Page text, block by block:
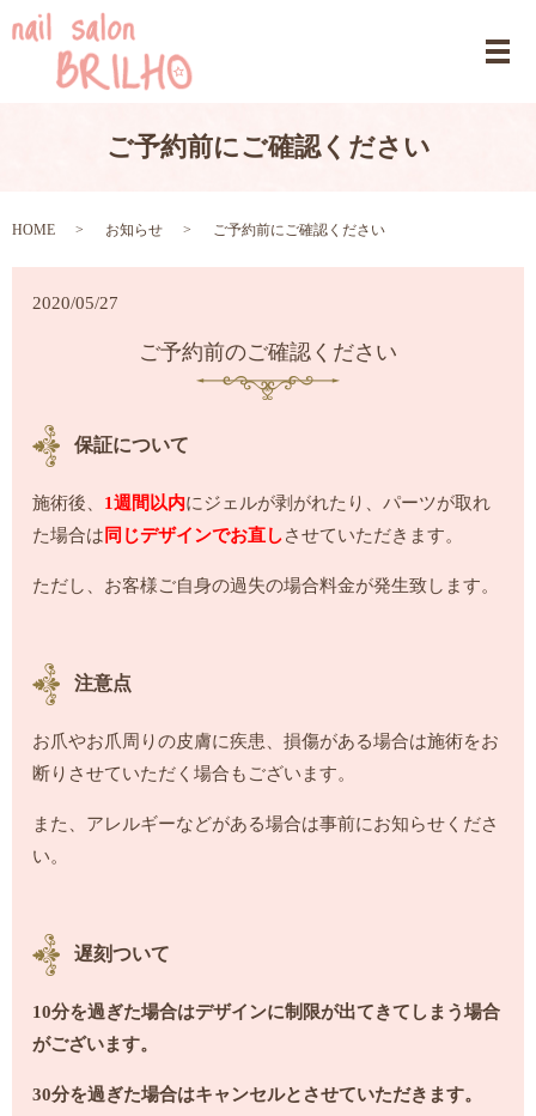
ご予約前にご確認ください
HOME お知らせ ご予約前にご確認ください
2020/05/27
ご予約前のご確認ください
保証について
施術後、 1週間以内にジェルが剥がれたり、パーツが取れ
た場合は 同じデザインでお直しさせていただきます。
ただし、お客様ご自身の過失の場合料金が発生致します。
注意点
お爪やお爪周りの皮膚に疾患、損傷がある場合は施術をお
断りさせていただく場合もございます。
また、アレルギーなどがある場合は事前にお知らせくださ
い。
遅刻ついて
10分を過ぎた場合はデザインに制限が出てきてしまう場合
がございます。
30分を過ぎた場合はキャンセルとさせていただきます。